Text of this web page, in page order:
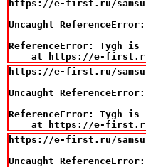
https://e-first.ru/
Uncaught
ReferenceError: Tygh is
at https://e-
https://e-first.ru/samsung-
Uncaught
ReferenceError: Tygh is
at https://e-
https://e-first.ru/samsung-
Uncaught